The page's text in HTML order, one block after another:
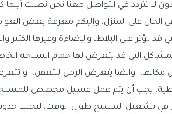
لا تتردد في التواصل معنا نحن نصلك
على المنزل، وإليكم معرفة بعض
تؤثر على البلاط، والإضاءة وغيرها الكثير
التي قد يتعرض لها حمام السباحة
مكانها. وايضا يتعرض الرمل للتعفن. و
يجب أن يتم عمل غسيل مخصص للمسبح
في تشغيل المسبح طوال الوقت، لتجنب